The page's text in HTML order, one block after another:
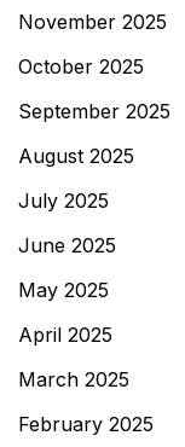
November 2025
October 2025
September 2025
August 2025
July 2025
June 2025
May 2025
April 2025
March 2025
February 2025